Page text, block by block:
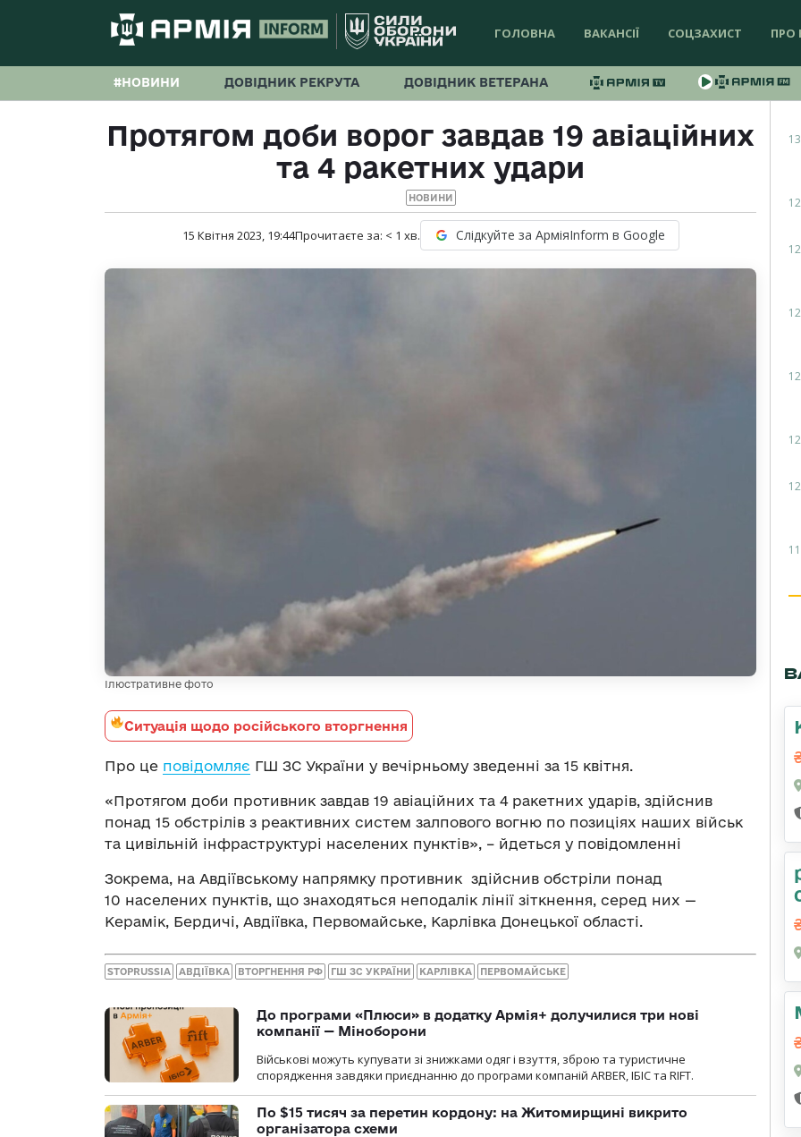
ГОЛОВНА ВАКАНСІЇ СОЦЗАХИСТ ПРО
#НОВИНИ ДОВІДНИК РЕКРУТА ДОВІДНИК ВЕТЕРАНА
Протягом доби ворог завдав 19 авіаційних
та 4 ракетних удари
НОВИНИ
15 Квітня 2023, 19:44Прочитаєте за: < 1 хв. Слідкуйте за АрміяInform в Google
Ілюстративне фото
Ситуація щодо російського вторгнення
Про це повідомляє ГШ ЗС України у вечірньому зведенні за 15 квітня.
«Протягом доби противник завдав 19 авіаційних та 4 ракетних ударів, здійснив
понад 15 обстрілів з реактивних систем залпового вогню по позиціях наших військ
та цивільній інфраструктурі населених пунктів», – йдеться у повідомленні
Зокрема, на Авдіївському напрямку противник здійснив обстріли понад
10 населених пунктів, що знаходяться неподалік лінії зіткнення, серед них —
Керамік, Бердичі, Авдіївка, Первомайське, Карлівка Донецької області.
STOPRUSSIA АВДІЇВКА ВТОРГНЕННЯ РФ ГШ ЗС УКРАЇНИ КАРЛІВКА ПЕРВОМАЙСЬКЕ
До програми «Плюси» в додатку Армія+ долучилися три нові
компанії — Міноборони
Військові можуть купувати зі знижками одяг і взуття, зброю та туристичне
спорядження завдяки приєднанню до програми компаній ARBER, ІБІС та RIFT.
По $15 тисяч за перетин кордону: на Житомирщині викрито
організатора схеми